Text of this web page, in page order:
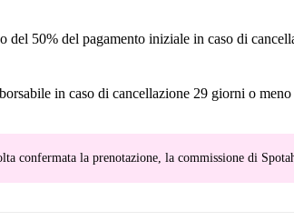
del 50% del pagamento iniziale in caso di
in caso di cancellazione 29 giorni o
confermata la prenotazione, la commissione di